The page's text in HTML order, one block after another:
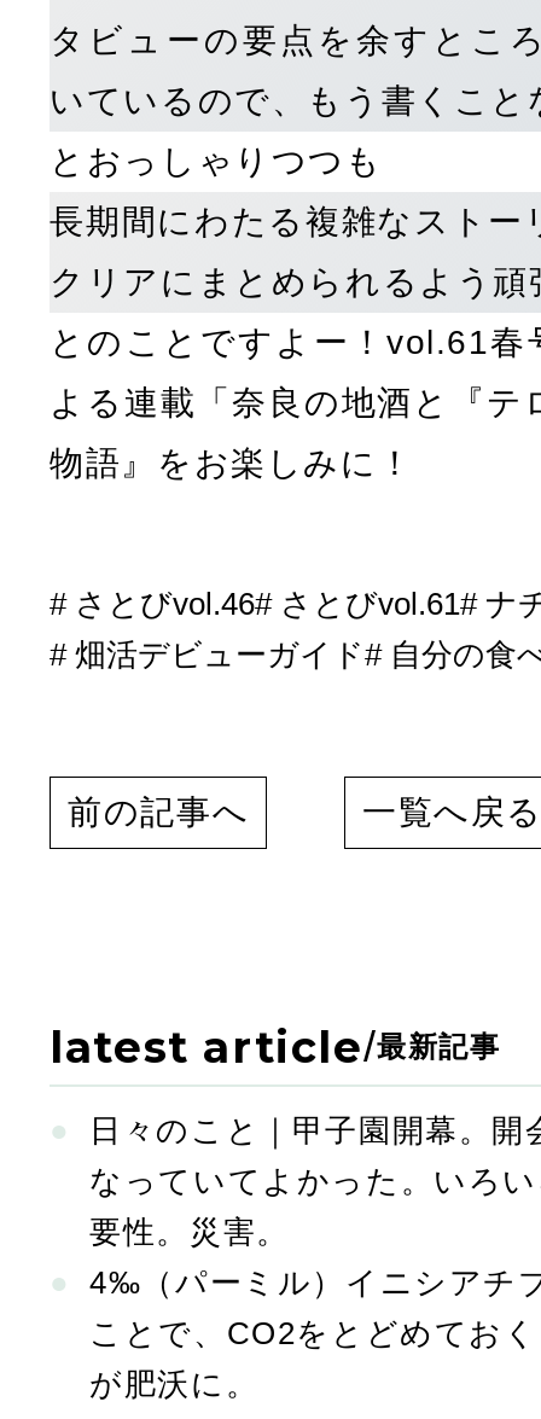
タビューの要点を余すとこ
いているので、もう書くこと
とおっしゃりつつも
長期間にわたる複雑なストー
クリアにまとめられるよう頑
とのことですよー！vol.61春
よる連載「奈良の地酒と『
物語』をお楽しみに！
さとびvol.46 さとびvol.61 ナ
畑活デビューガイド 自分の食
前の記事へ 一覧へ戻
latest article/最新記事
日々のこと｜甲子園開幕。
なっていてよかった。いろ
要性。災害。
4‰（パーミル）イニシアチ
ことで、CO2をとどめてお
が肥沃に。